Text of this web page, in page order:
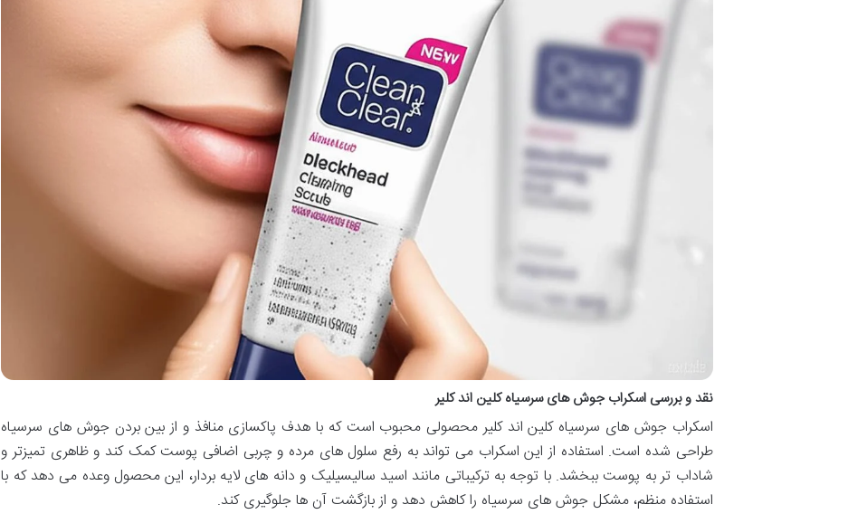
نقد و بررسی اسکراب جوش های سرسیاه کلین اند کلیر
اسکراب جوش های سرسیاه کلین اند کلیر محصولی محبوب است که با هدف پاکسازی منافذ و از بین بردن جوش های سرسیاه
طراحی شده است. استفاده از این اسکراب می تواند به رفع سلول های مرده و چربی اضافی پوست کمک کند و ظاهری تمیزتر و
شاداب تر به پوست ببخشد. با توجه به ترکیباتی مانند اسید سالیسیلیک و دانه های لایه بردار، این محصول وعده می دهد که با
استفاده منظم، مشکل جوش های سرسیاه را کاهش دهد و از بازگشت آن ها جلوگیری کند.